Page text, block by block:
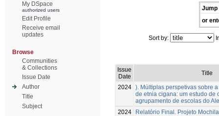
My DSpace
authorized users
Edit Profile
Receive email
updates
Browse
Communities
& Collections
Issue Date
Author
Title
Subject
Jump
or
Sort by:
Issue
Date
Title
2024 ). Múltiplas perspetivas sobre
de etnia cigana: um estudo de
agrupamento de escolas do
2024
Relatório Final. Projeto